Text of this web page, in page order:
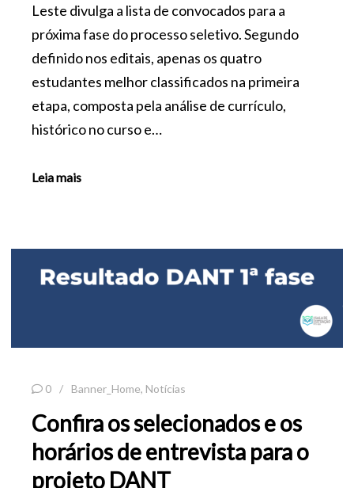
Leste divulga a lista de convocados para a
próxima fase do processo seletivo. Segundo
definido nos editais, apenas os quatro
estudantes melhor classificados na primeira
etapa, composta pela análise de currículo,
histórico no curso e…
Leia mais
0 Banner_Home, Notícias
Confira os selecionados e os
horários de entrevista para o
projeto DANT